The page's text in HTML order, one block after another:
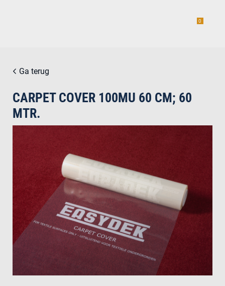
0
Ga terug
CARPET COVER 100MU 60 CM; 60
MTR.